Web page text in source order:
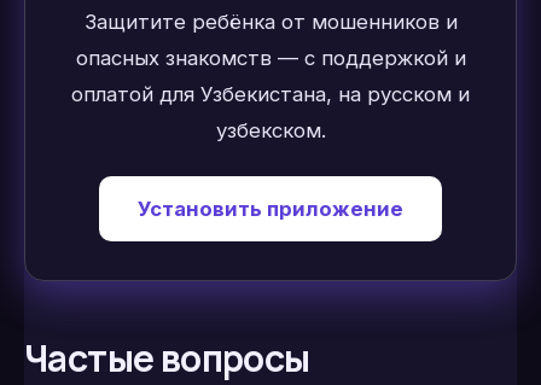
Защитите ребёнка от мошенников и
опасных знакомств — с поддержкой и
оплатой для Узбекистана, на русском и
узбекском.
Установить приложение
Частые вопросы